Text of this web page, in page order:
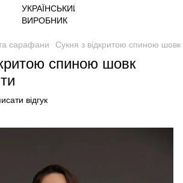
сарафани Сукня з відкритою спиною шовк
спиною шовк
відгук